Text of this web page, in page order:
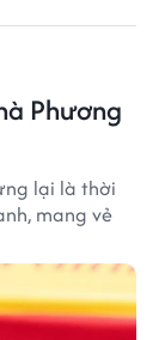
Phương
lại là thời
mang vẻ